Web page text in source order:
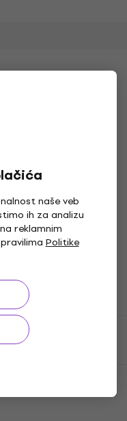
naše veb
ih za analizu
reklamnim
Politike